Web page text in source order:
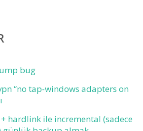
bug
“no tap-windows adapters on
hardlink ile incremental (sadece